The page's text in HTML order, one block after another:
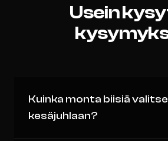
Usein
Kuinka monta biisiä
kesäjuhlaan?